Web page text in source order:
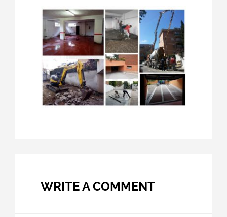
WRITE A COMMENT